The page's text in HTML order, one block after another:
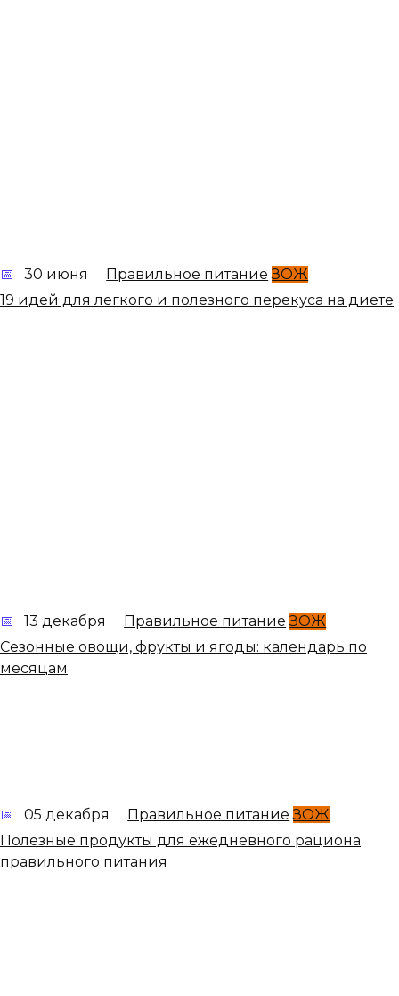
30 июня Правильное питание ЗОЖ
19 идей для легкого и полезного перекуса на диете
13 декабря Правильное питание ЗОЖ
Сезонные овощи, фрукты и ягоды: календарь по
месяцам
05 декабря Правильное питание ЗОЖ
Полезные продукты для ежедневного рациона
правильного питания